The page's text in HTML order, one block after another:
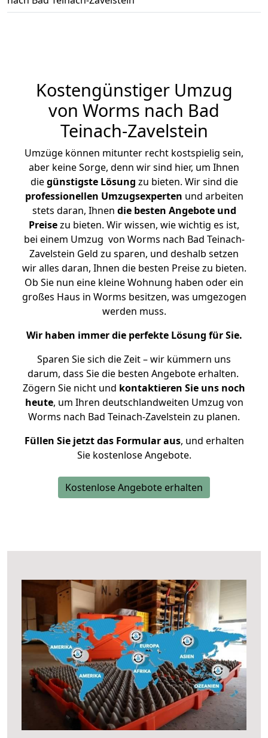
Kostengünstiger Umzug
von Worms nach Bad
Teinach-Zavelstein
Umzüge können mitunter recht kostspielig sein,
aber keine Sorge, denn wir sind hier, um Ihnen
diegünstigste Lösung zu bieten. Wir sind die
professionellen Umzugsexperten und arbeiten
stets daran, Ihnen die besten Angebote und
Preisezu bieten. Wir wissen, wie wichtig es ist,
bei einem Umzug von Worms nach Bad Teinach-
Zavelstein Geld zu sparen, und deshalb setzen
wir alles daran, Ihnen die besten Preise zu bieten.
Ob Sie nun eine kleine Wohnung haben oder ein
großes Haus in Worms besitzen, was umgezogen
werden muss.
Wir haben immer die perfekte Lösung für Sie.
Sparen Sie sich die Zeit – wir kümmern uns
darum, dass Sie die besten Angebote erhalten.
Zögern Sie nicht und kontaktieren Sie uns noch
heute, um Ihren deutschlandweiten Umzug von
Worms nach Bad Teinach-Zavelstein zu planen.
Füllen Sie jetzt das Formular aus, und erhalten
Sie kostenlose Angebote.
Kostenlose Angebote erhalten